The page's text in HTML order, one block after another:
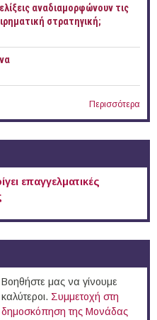
αναδιαμορφώνουν τις
στρατηγική;
Περισσότερα
επαγγελματικές
Βοηθήστε μας να γίνουμε
καλύτεροι. Συμμετοχή στη
δημοσκόπηση της Μονάδας